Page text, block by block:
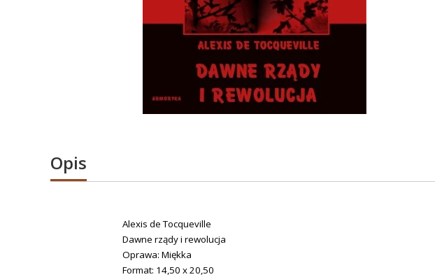
Opis
Alexis de Tocqueville
Dawne rządy i rewolucja
Oprawa: Miękka
Format: 14,50 x 20,50